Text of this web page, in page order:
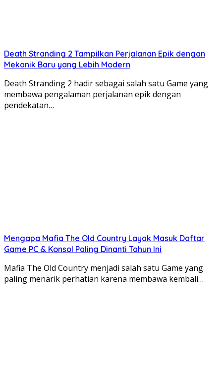
Death Stranding 2 Tampilkan Perjalanan Epik dengan
Mekanik Baru yang Lebih Modern
Death Stranding 2 hadir sebagai salah satu Game yang
membawa pengalaman perjalanan epik dengan
pendekatan…
Mengapa Mafia The Old Country Layak Masuk Daftar
Game PC & Konsol Paling Dinanti Tahun Ini
Mafia The Old Country menjadi salah satu Game yang
paling menarik perhatian karena membawa kembali…